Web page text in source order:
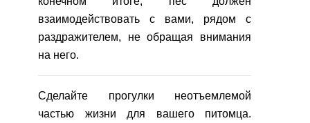
взаимодействовать с вами, рядом с
раздражителем, не обращая внимания
на него.
Сделайте прогулки неотъемлемой
частью жизни для вашего питомца.